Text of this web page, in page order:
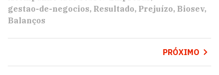
gestao-de-negocios Resultado Prejuízo Biosev
Balanços
PRÓXIMO